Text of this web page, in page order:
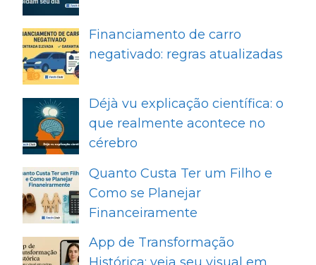
Financiamento de carro
negativado: regras atualizadas
Déjà vu explicação científica: o
que realmente acontece no
cérebro
Quanto Custa Ter um Filho e
Como se Planejar
Financeiramente
App de Transformação